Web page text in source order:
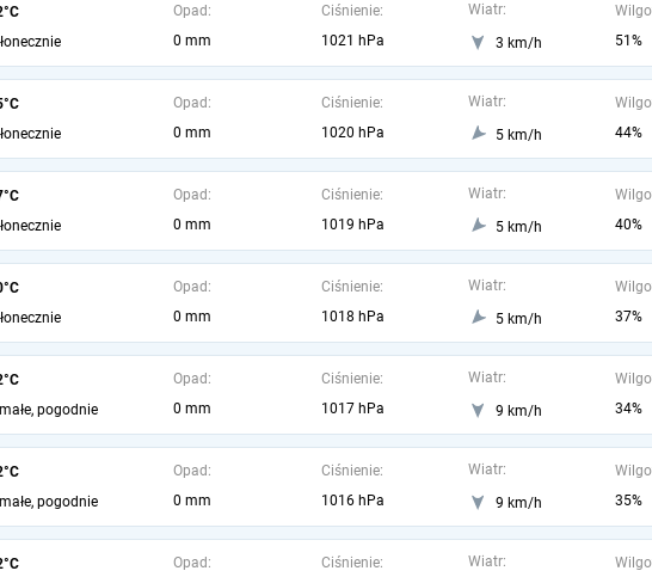
Opad:
0 mm
Ciśnienie:
1021 hPa
Wiatr:
3 km/h
51%
Opad:
0 mm
Ciśnienie:
1020 hPa
Wiatr:
5 km/h
44%
Opad:
0 mm
Ciśnienie:
1019 hPa
Wiatr:
5 km/h
40%
Opad:
0 mm
Ciśnienie:
1018 hPa
Wiatr:
5 km/h
37%
pogodnie
Opad:
0 mm
Ciśnienie:
1017 hPa
Wiatr:
9 km/h
34%
pogodnie
Opad:
0 mm
Ciśnienie:
1016 hPa
Wiatr:
9 km/h
35%
Opad:
Ciśnienie:
Wiatr: